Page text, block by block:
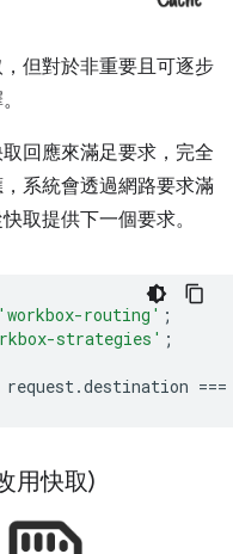
但對於非重要且可逐步
回應來滿足要求，完全
系統會透過網路要求滿
取提供下一個要求。
'workbox-routing' ;
strategies' ;
request.destination ===
用快取)